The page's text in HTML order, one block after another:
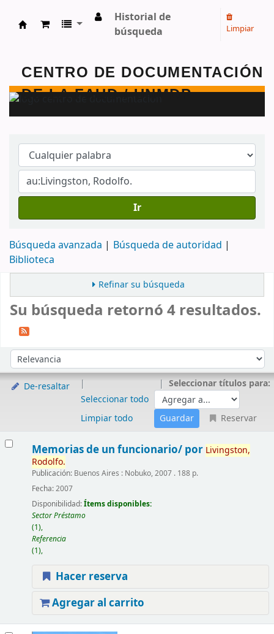
Centro de Documentación - FAUD - Unmdp -
Historial de
búsqueda
Limpiar
Ir
Búsqueda avanzada
Búsqueda de autoridad
Biblioteca
Refinar su búsqueda
Su búsqueda retornó 4 resultados.
Ordenar por:
De-resaltar
Seleccionar todo
Limpiar todo
Seleccionar títulos para:
Reservar
Memorias de un funcionario/por Livingston,
Rodolfo.
Publicación:Buenos Aires : Nobuko, 2007 . 188 p.
Fecha:2007
Disponibilidad:Ítems disponibles:
Sector Préstamo
(1),
Referencia
(1),
Hacer reserva
Agregar al carrito